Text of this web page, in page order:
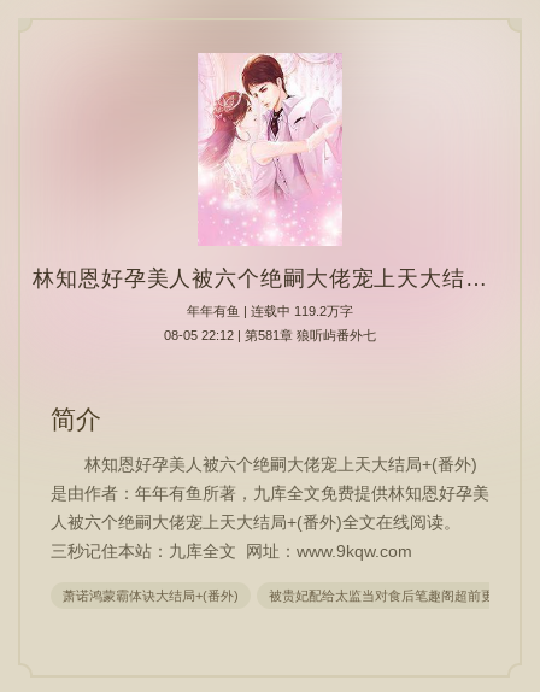
林知恩好孕美人被六个绝嗣大佬宠上天大结局+(番外)
年年有鱼 | 连载中 119.2万字
08-05 22:12 | 第581章 狼听屿番外七
简介
林知恩好孕美人被六个绝嗣大佬宠上天大结局+(番外)
是由作者：年年有鱼所著，九库全文免费提供林知恩好孕美
人被六个绝嗣大佬宠上天大结局+(番外)全文在线阅读。
三秒记住本站：九库全文 网址：www.9kqw.com
萧诺鸿蒙霸体诀大结局+(番外) 被贵妃配给太监当对食后笔趣阁超前更新